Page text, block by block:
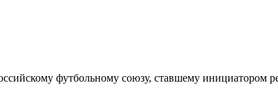
футбольному союзу, ставшему